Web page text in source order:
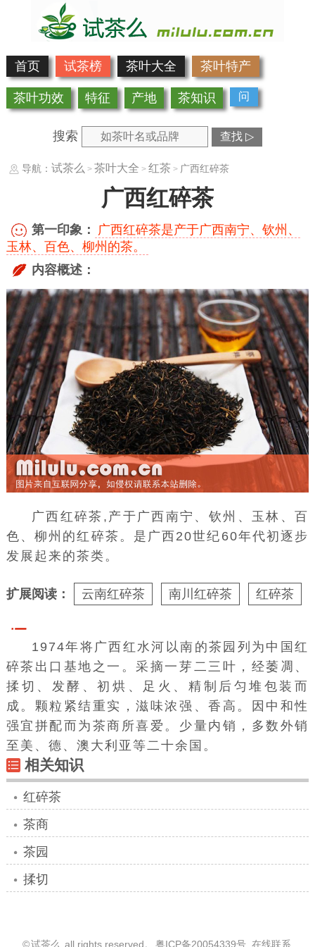
首页 试茶榜 茶叶大全 茶叶特产
茶叶功效 特征 产地 茶知识 问
搜索 查找 ▷
导航： 试茶么 > 茶叶大全 > 红茶 > 广西红碎茶
广西红碎茶
第一印象：
广西红碎茶是产于广西南宁、钦州、
玉林、百色、柳州的茶。
内容概述：
广西红碎茶,产于广西南宁、钦州、玉林、百
色、柳州的红碎茶。是广西20世纪60年代初逐步
发展起来的茶类。
扩展阅读： 云南红碎茶 南川红碎茶 红碎茶
1974年将广西红水河以南的茶园列为中国红
碎茶出口基地之一。采摘一芽二三叶，经萎凋、
揉切、发酵、初烘、足火、精制后匀堆包装而
成。颗粒紧结重实，滋味浓强、香高。因中和性
强宜拼配而为茶商所喜爱。少量内销，多数外销
至美、德、澳大利亚等二十余国。
相关知识
红碎茶
茶商
茶园
揉切
©试茶么 all rights reserved。 粤ICP备20054339号 在线联系